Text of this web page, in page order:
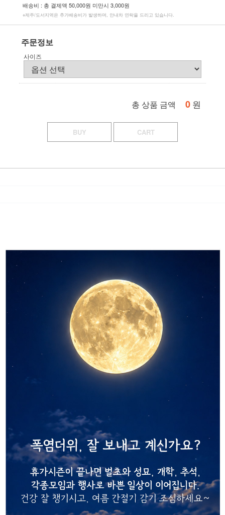
배송비 : 총 결제액 50,000원 미만시 3,000원
※제주/도서지역은 추가배송비가 발생하며, 안내차 연락을 드리고 있습니다.
주문정보
사이즈
총 상품 금액 0 원
BUY CART